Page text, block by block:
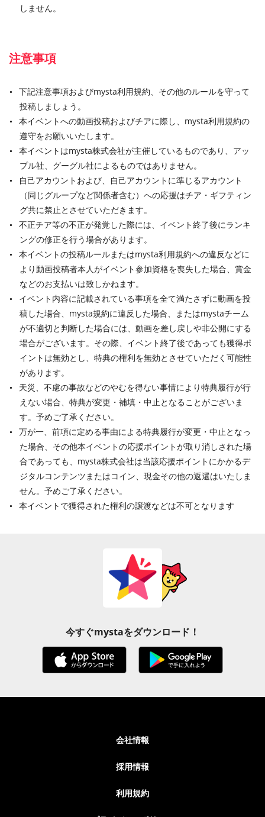
しません。
注意事項
下記注意事項およびmysta利用規約、その他のルールを守って
投稿しましょう。
本イベントへの動画投稿およびチアに際し、mysta利用規約の
遵守をお願いいたします。
本イベントはmysta株式会社が主催しているものであり、アッ
プル社、グーグル社によるものではありません。
自己アカウントおよび、自己アカウントに準じるアカウント
（同じグループなど関係者含む）への応援はチア・ギフティン
グ共に禁止とさせていただきます。
不正チア等の不正が発覚した際には、イベント終了後にランキ
ングの修正を行う場合があります。
本イベントの投稿ルールまたはmysta利用規約への違反などに
より動画投稿者本人がイベント参加資格を喪失した場合、賞金
などのお支払いは致しかねます。
イベント内容に記載されている事項を全て満たさずに動画を投
稿した場合、mysta規約に違反した場合、またはmystaチーム
が不適切と判断した場合には、動画を差し戻しや非公開にする
場合がございます。その際、イベント終了後であっても獲得ポ
イントは無効とし、特典の権利を無効とさせていただく可能性
があります。
天災、不慮の事故などのやむを得ない事情により特典履行が行
えない場合、特典が変更・補填・中止となることがございま
す。予めご了承ください。
万が一、前項に定める事由による特典履行が変更・中止となっ
た場合、その他本イベントの応援ポイントが取り消しされた場
合であっても、mysta株式会社は当該応援ポイントにかかるデ
ジタルコンテンツまたはコイン、現金その他の返還はいたしま
せん。予めご了承ください。
本イベントで獲得された権利の譲渡などは不可となります
今すぐmystaをダウンロード！
会社情報
採用情報
利用規約